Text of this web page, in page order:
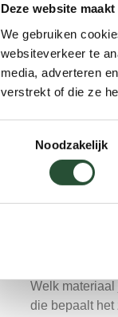
Deze website
We gebruiken
websiteverkeer te
media, adverteren
verstrekt of die ze
Noodzakelijk
met een
uitstekend bij
Welke
De keuze
samen.
Kies
wilt. Kies
Goed om te
met wicker
Let bij
Welk
die bepaalt het